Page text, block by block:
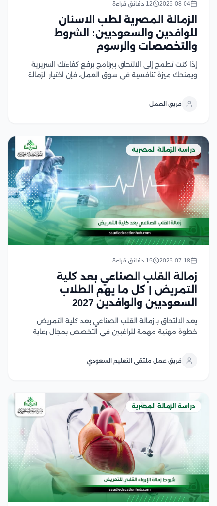
2026-08-04 12 دقائق قراءة
الزمالة المصرية لطب الاسنان
للوافدين والسعوديين: الشروط
والتخصصات والرسوم
إذا كنت تطمح إلى الالتحاق ببرنامج يرفع كفاءتك السريرية
ويمنحك ميزة تنافسية في سوق العمل، فإن اختيار الزمالة
على هذا البرنامج، يصبح امتلاك معلومات...
فريق العمل
دراسة الزمالة المصرية
2026-07-18 15 دقائق قراءة
زمالة القلب الصناعي بعد كلية
التمريض | كل ما يهم الطلاب
السعوديين والوافدين 2027
يعد الالتحاق بـ زمالة القلب الصناعي بعد كلية التمريض
خطوة مهنية مهمة للراغبين في التخصص بمجال رعاية
المستشفيات والمراكز الطبية المتخصصة وتتميز زمالة
فريق عمل ملتقى التعليم السعودي
دراسة الزمالة المصرية